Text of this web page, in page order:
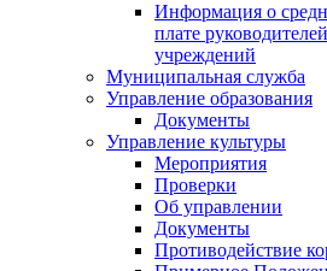
Информация о
плате
учреждений
Муниципальная служба
Управление образования
Документы
Управление культуры
Мероприятия
Проверки
Об управлении
Документы
Противодействие